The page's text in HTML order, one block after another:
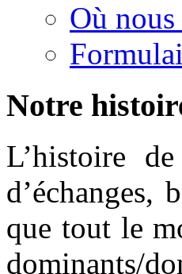
Où
Notre
L’histoire
d’échanges,
que tout le